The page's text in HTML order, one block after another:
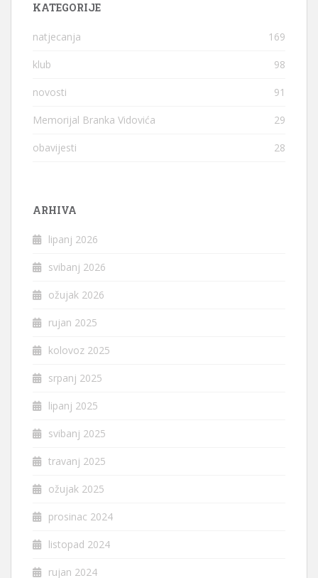
KATEGORIJE
natjecanja 169
klub 98
novosti 91
Memorijal Branka Vidovića 29
obavijesti 28
ARHIVA
lipanj 2026
svibanj 2026
ožujak 2026
rujan 2025
kolovoz 2025
srpanj 2025
lipanj 2025
svibanj 2025
travanj 2025
ožujak 2025
prosinac 2024
listopad 2024
rujan 2024